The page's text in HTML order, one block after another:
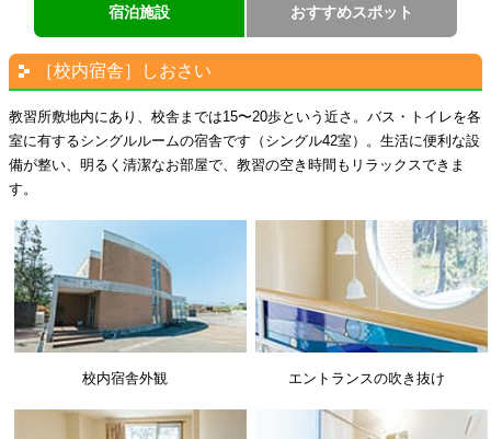
宿泊施設 おすすめスポット
［校内宿舎］しおさい
教習所敷地内にあり、校舎までは15〜20歩という近さ。バス・トイレを各
室に有するシングルルームの宿舎です（シングル42室）。生活に便利な設
備が整い、明るく清潔なお部屋で、教習の空き時間もリラックスできま
す。
校内宿舎外観 エントランスの吹き抜け